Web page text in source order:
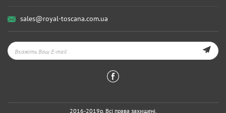
sales@royal-toscana.com.ua
2016-2019р. Всі права захищені.